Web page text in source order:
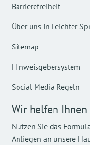
Barrierefreiheit
Über uns in Leichter
Sitemap
Hinweisgebersystem
Social Media Regeln
Wir helfen
Nutzen Sie das
Anliegen an unsere